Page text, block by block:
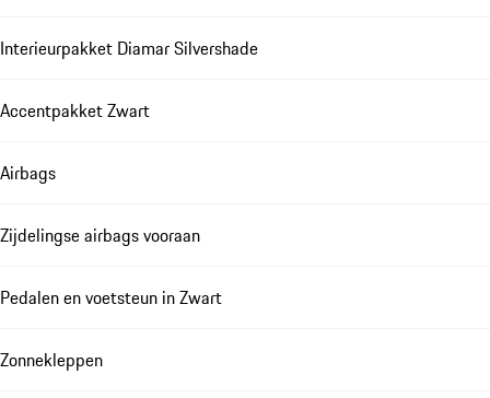
Interieurpakket Diamar Silvershade
Accentpakket Zwart
Airbags
Zijdelingse airbags vooraan
Pedalen en voetsteun in Zwart
Zonnekleppen